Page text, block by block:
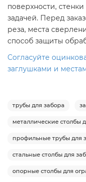
поверхности,
задачей. Перед
реза, места
способ защиты
Согласуйте
заглушками и
трубы для забора
металлические столбы
профильные трубы для
стальные столбы для
опорные столбы для